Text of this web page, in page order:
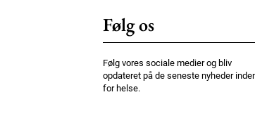
Følg os
Følg vores sociale medier og bliv
opdateret på de seneste nyheder
for helse.